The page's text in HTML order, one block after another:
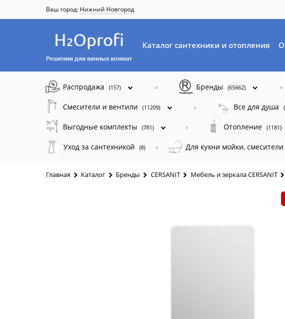
Ваш город: Нижний Новгород
Каталог сантехники и отопления
Распродажа (157) Бренды (65662)
Смесители и вентили (11209) Все для душа
Выгодные комплекты (781) Отопление (1181)
Уход за сантехникой (8) Для кухни мойки,
Главная Каталог Бренды CERSANIT Мебель и зеркала CERSANIT